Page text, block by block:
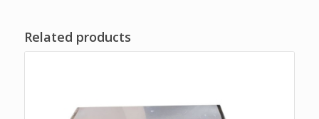
Related products